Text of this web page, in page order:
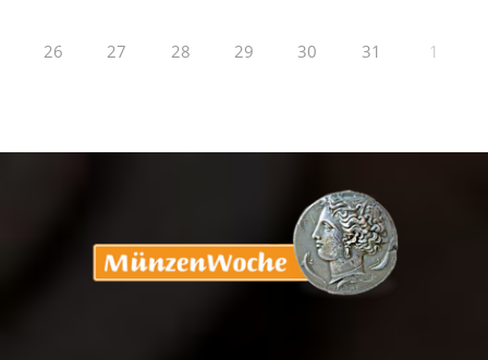
26 27 28 29 30 31 1